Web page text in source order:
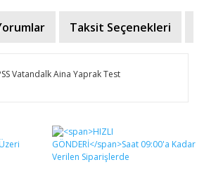
Taksit Seçenekleri
Vatandalk Aina Yaprak Test
ilk yorumu siz yapın!
resim, ürün açıklamalarında ve
gördüğünüz noktaları öneri
tarafımıza iletebilirsiniz.
için teşekkür ederiz.